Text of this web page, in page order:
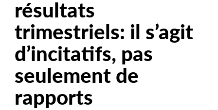
résultats
trimestriels: il s’agit
d’incitatifs, pas
seulement de
rapports